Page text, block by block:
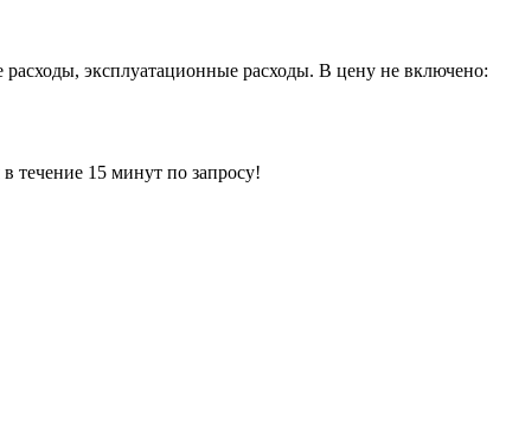
эксплуатационные расходы. В цену не включено:
15 минут по запросу!